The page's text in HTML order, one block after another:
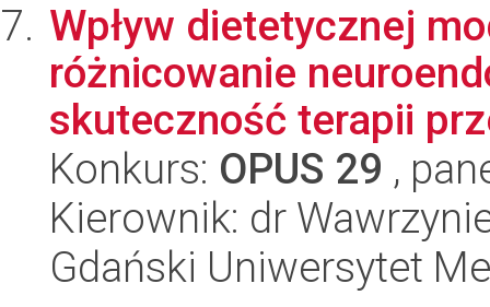
Wpływ dietetycznej
różnicowanie
skuteczność terapii
Konkurs: OPUS 29 ,
Kierownik: dr
Gdański Uniwersytet